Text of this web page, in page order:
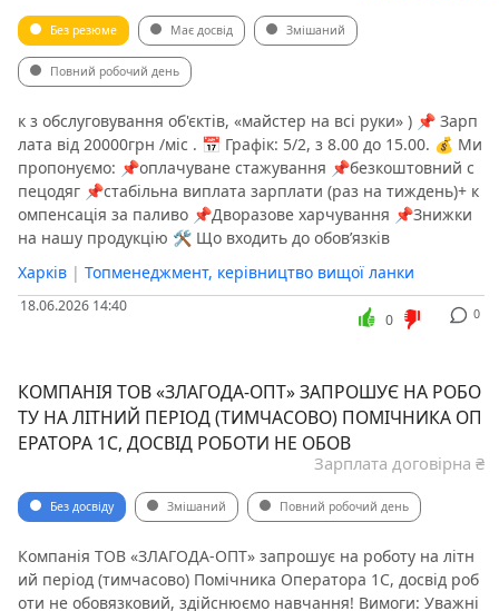
Без резюме Має досвід Змішаний
Повний робочий день
к з обслуговування об'єктів, «майстер на всі руки» ) 📌 Зарп
лата від 20000грн /міс . 📅 Графік: 5/2, з 8.00 до 15.00. 💰 Ми
пропонуємо: 📌оплачуване стажування 📌безкоштовний с
пецодяг 📌стабільна виплата зарплати (раз на тиждень)+ к
омпенсація за паливо 📌Дворазове харчування 📌Знижки
на нашу продукцію 🛠 Що входить до обов’язків
Харків | Топменеджмент, керівництво вищої ланки
18.06.2026 14:40 0
0
КОМПАНІЯ ТОВ «ЗЛАГОДА-ОПТ» ЗАПРОШУЄ НА РОБО
ТУ НА ЛІТНИЙ ПЕРІОД (ТИМЧАСОВО) ПОМІЧНИКА ОП
ЕРАТОРА 1С, ДОСВІД РОБОТИ НЕ ОБОВ
Зарплата договірна ₴
Без досвіду Змішаний Повний робочий день
Компанія ТОВ «ЗЛАГОДА-ОПТ» запрошує на роботу на літн
ий період (тимчасово) Помічника Оператора 1С, досвід роб
оти не обовязковий, здійснюємо навчання! Вимоги: Уважні